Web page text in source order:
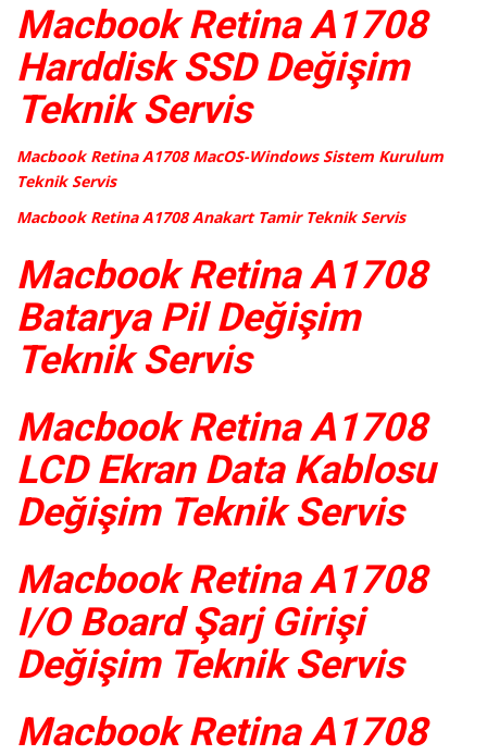
Macbook Retina A1708
Harddisk SSD Değişim
Teknik Servis
Macbook Retina A1708 MacOS-Windows Sistem Kurulum
Teknik Servis
Macbook Retina A1708 Anakart Tamir Teknik Servis
Macbook Retina A1708
Batarya Pil Değişim
Teknik Servis
Macbook Retina A1708
LCD Ekran Data Kablosu
Değişim Teknik Servis
Macbook Retina A1708
I/O Board Şarj Girişi
Değişim Teknik Servis
Macbook Retina A1708